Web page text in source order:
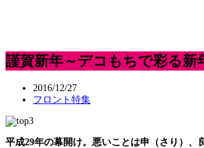
謹賀新年～デコもちで彩る新
2016/12/27
フロント特集
平成29年の幕開け。悪いことは申（さり）、